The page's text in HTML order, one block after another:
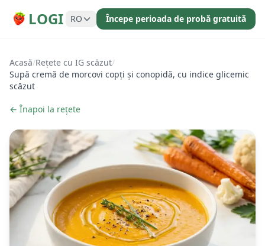
LOGI RO Începe perioada de probă gratuită
Acasă/Rețete cu IG scăzut/
Supă cremă de morcovi copți și conopidă, cu indice glicemic
scăzut
← Înapoi la rețete